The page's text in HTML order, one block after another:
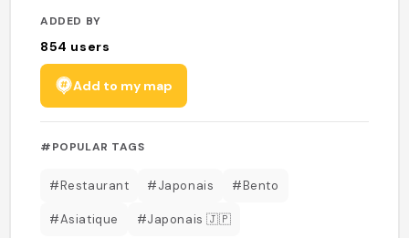
ADDED BY
854 users
Add to my map
#POPULAR TAGS
#Restaurant #Japonais #Bento
#Asiatique #Japonais 🇯🇵